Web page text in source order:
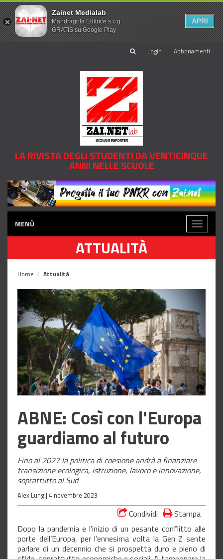
Login Abbonamenti
LA RIVISTA DEGLI STUDENTI DA VENTICINQUE
ANNI NELLE SCUOLE
MENÙ
Toggle
ATTUALITÀ
Home Attualità
ABNE: Così con l'Europa
guardiamo al futuro
Fino al 2027 la politica di coesione andrà a finanziare
transizione ecologica, istruzione, lavoro e innovazione,
soprattutto al Sud
Alex Lung | 4 novembre 2023
Condividi
Stampa
Dopo la pandemia e l’inizio di un pesante conflitto alle
porte dell’Europa, per l’ennesima volta la Gen Z sente
parlare di un decennio che si prospetta duro e pieno di
Zainet Medialab
Mandragola Editrice s.c.g.
GRATIS su Google Play
APRI